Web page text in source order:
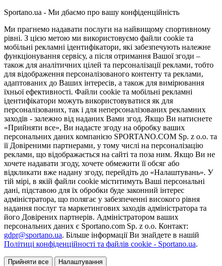
Sportano.ua - Ми дбаємо про вашу конфіденційність
Ми прагнемо надавати послуги на найвищому спортивному
рівні. З цією метою ми використовуємо файли cookie та
мобільні рекламні ідентифікатори, які забезпечують належне
функціонування сервісу, а після отримання Вашої згоди –
також для аналітичних цілей та персоналізації реклами, тобто
для відображення персоналізованого контенту та реклами,
адаптованих до Ваших інтересів, а також для вимірювання
їхньої ефективності. Файли cookie та мобільні рекламні
ідентифікатори можуть використовуватися як для
персоналізованих, так і для неперсоналізованих рекламних
заходів - залежно від наданих Вами згод. Якщо Ви натиснете
«Прийняти все», Ви надасте згоду на обробку ваших
персональних даних компанією SPORTANO.COM Sp. z o.o. та
її Довіреними партнерами, у тому числі на персоналізацію
реклами, що відображається на сайті та поза ним. Якщо Ви не
хочете надавати згоду, хочете обмежити її обсяг або
відкликати вже надану згоду, перейдіть до «Налаштувань». У
тій мірі, в якій файли cookie міститимуть Ваші персональні
дані, підставою для їх обробки буде законний інтерес
адміністратора, що полягає у забезпеченні високого рівня
надання послуг та маркетингових заходів адміністратора та
його Довірених партнерів. Адміністратором ваших
персональних даних є Sportano.com Sp. z o.o. Контакт:
gdpr@sportano.ua. Більше інформації Ви знайдете в нашій
Політиці конфіденційності та файлів cookie - Sportano.ua.
Прийняти все Налаштування